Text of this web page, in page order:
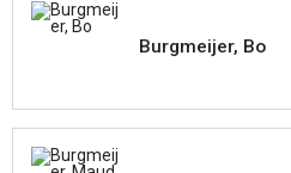
Burgmeijer, Bo